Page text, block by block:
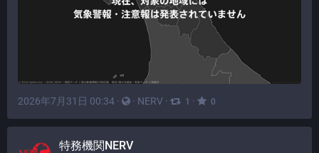
2026年7月31日 00:34 · · NERV · 1 · 0
特務機関NERV